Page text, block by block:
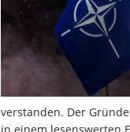
verstanden. Der